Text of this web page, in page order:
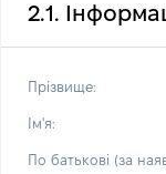
2.1.
Прізвище:
Ім'я:
По батькові (за